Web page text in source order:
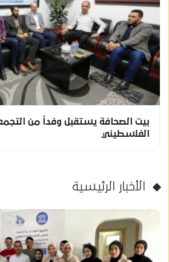
بيت الصحافة يستقبل وفداً من التجمع
الفلسطيني
الأخبار الرئيسية